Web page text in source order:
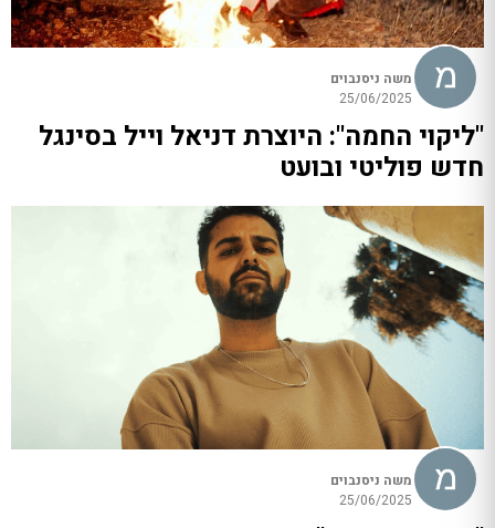
משה ניסנבוים
25/06/2025
"ליקוי החמה": היוצרת דניאל וייל בסינגל
חדש פוליטי ובועט
משה ניסנבוים
25/06/2025